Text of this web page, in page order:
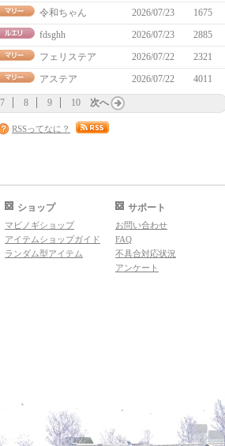
令和ちゃん 2026/07/23
1675
fdsghh 2026/07/23
2885
フェリステア 2026/07/22
2321
アステア 2026/07/22 4011
7 8 9 10 次へ
RSSってなに？
ショップ
マビノギショップ
アイテムショップガイド
ランダム型アイテム
サポート
お問い合わせ
FAQ
不具合対応状況
アンケート